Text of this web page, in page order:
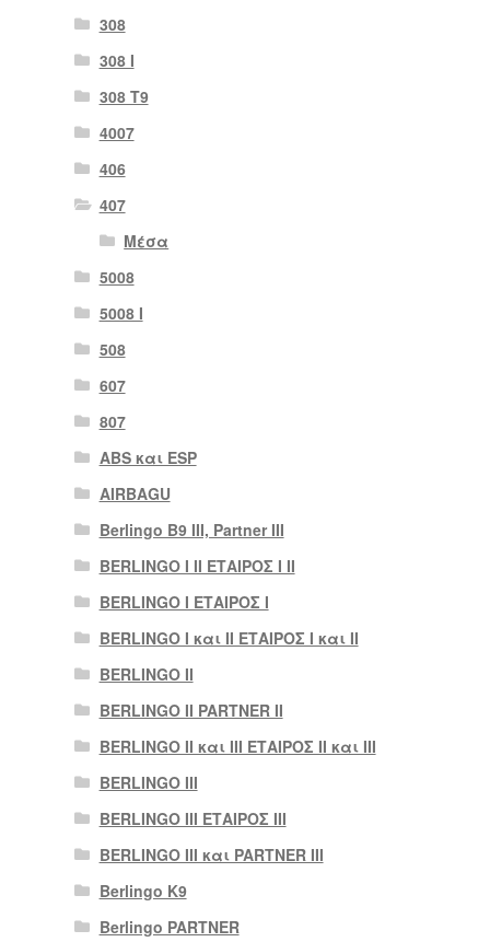
308
308 Ι
308 Τ9
4007
406
407
Μέσα
5008
5008 Ι
508
607
807
ABS και ESP
AIRBAGU
Berlingo B9 III, Partner III
BERLINGO I II ΕΤΑΙΡΟΣ I II
BERLINGO I ΕΤΑΙΡΟΣ Ι
BERLINGO I και II ΕΤΑΙΡΟΣ I και II
BERLINGO II
BERLINGO II PARTNER II
BERLINGO II και III ΕΤΑΙΡΟΣ II και III
BERLINGO III
BERLINGO III ΕΤΑΙΡΟΣ III
BERLINGO III και PARTNER III
Berlingo K9
Berlingo PARTNER